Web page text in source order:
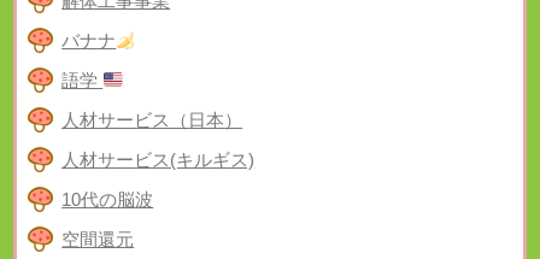
バナナ
語学
人材サービス（日本）
人材サービス(キルギス)
10代の脳波
空間還元